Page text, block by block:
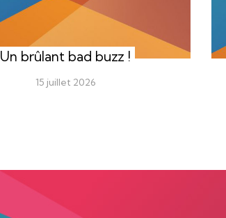
Un brûlant bad buzz !
15 juillet 2026